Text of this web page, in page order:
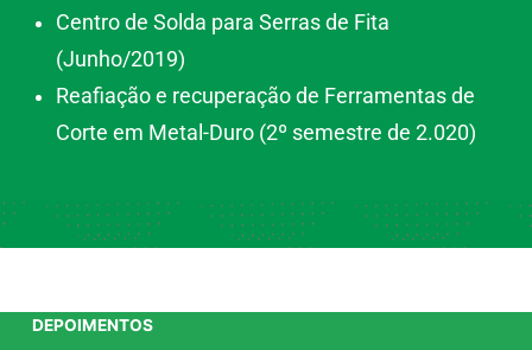
Centro de Solda para Serras de Fita
(Junho/2019)
Reafiação e recuperação de Ferramentas de
Corte em Metal-Duro (2º semestre de 2.020)
DEPOIMENTOS